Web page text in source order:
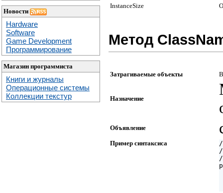
Новости
Hardware
Software
Game Development
Программирование
Магазин программиста
Книги и журналы
Операционные системы
Коллекции текстур
InstanceSize
Метод
Затрагиваемые объекты
Назначение
Объявление
Пример синтаксиса